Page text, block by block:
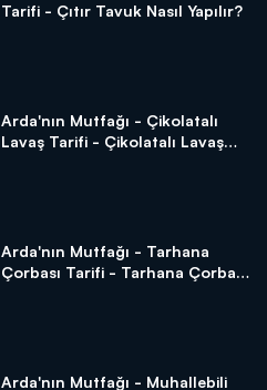
Tarifi - Çıtır Tavuk Nasıl Yapılır?
Arda'nın Mutfağı - Çikolatalı
Lavaş Tarifi - Çikolatalı Lavaş
Arda'nın Mutfağı - Tarhana
Çorbası Tarifi - Tarhana Çorbası
Arda'nın Mutfağı - Muhallebili